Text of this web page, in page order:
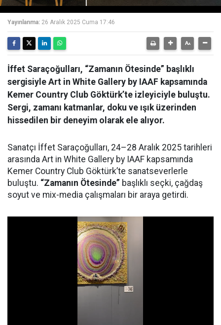
Yayınlanma: 26 Aralık 2025 Cuma 17:46
İffet Saraçoğulları, “Zamanın Ötesinde” başlıklı
sergisiyle Art in White Gallery by IAAF kapsamında
Kemer Country Club Göktürk’te izleyiciyle buluştu.
Sergi, zamanı katmanlar, doku ve ışık üzerinden
hissedilen bir deneyim olarak ele alıyor.
Sanatçı İffet Saraçoğulları, 24–28 Aralık 2025 tarihleri
arasında Art in White Gallery by IAAF kapsamında
Kemer Country Club Göktürk’te sanatseverlerle
buluştu. “Zamanın Ötesinde” başlıklı seçki, çağdaş
soyut ve mix-media çalışmaları bir araya getirdi.